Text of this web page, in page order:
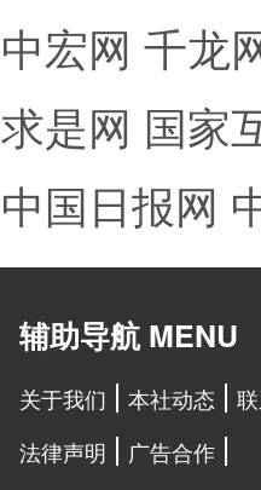
中宏网 千龙
求是网 国家
中国日报网
辅助导航 MENU
关于我们 本社动态
法律声明
广告合作